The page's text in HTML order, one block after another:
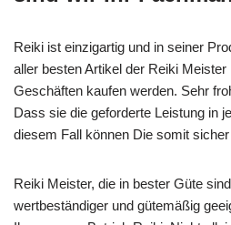
Reiki ist einzigartig und in seiner
aller besten Artikel der Reiki Meister
Geschäften kaufen werden. Sehr
Dass sie die geforderte Leistung in
diesem Fall können Die somit
Reiki Meister, die in bester Güte
wertbeständiger und gütemäßig